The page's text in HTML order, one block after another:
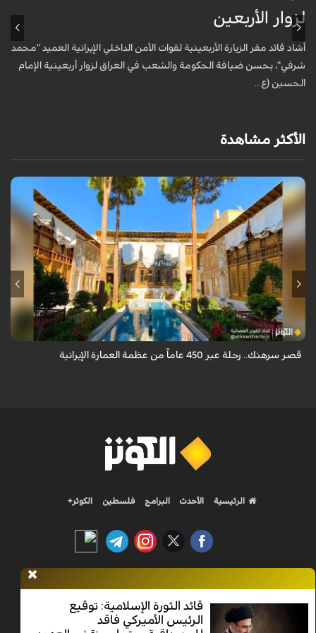
لزوار الأربعين
أشاد قائد مقر الزيارة الأربعينية لقوات الأمن الداخلي الإيرانية العميد "محمد
شرفي"، بحسن ضيافة الحكومة والشعب في العراق لزوار أربعينية الإمام
الحسين (ع...
الأكثر مشاهدة
يقع قصر سرهنك في أصفهان، الذي يمتد عمره إلى 450 عاماً، ليكون سرداً حياً
لأربعة عصور تاريخية وشاهداً على عبق العمارة الإيرانية.
قصر سرهنك.. رحلة عبر 450 عاماً من عظمة العمارة الإيرانية
قائد الثورة الإسلامية: توقيع
الرئيس الأميركي فاقد
الرئيسية الأحدث البرامج فلسطين الكوثر+
Nilesat 11900 V | Badr 8 11747 V | Badr5 12284 V
جميع الحقوق محفوظة